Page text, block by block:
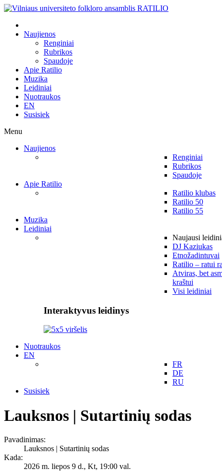
Naujienos
Renginiai
Rubrikos
Spaudoje
Apie Ratilio
Muzika
Leidiniai
Nuotraukos
EN
Susisiek
Menu
Naujienos
Renginiai
Rubrikos
Spaudoje
Apie Ratilio
Ratilio klubas
Ratilio 50
Ratilio 55
Muzika
Leidiniai
Naujausi
DJ Kaziukas
Etnožadintuvai
Ratilio – ratui
Atviras, bet
kraštui
Visi leidiniai
Interaktyvus leidinys
Nuotraukos
EN
FR
DE
RU
Susisiek
Lauksnos | Sutartinių sodas
Pavadinimas:
Lauksnos | Sutartinių sodas
Kada:
2026 m. liepos 9 d., Kt, 19:00 val.